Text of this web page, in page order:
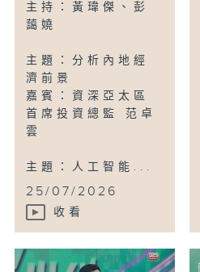
主持：黃瑋傑、彭
藹嬈
主題：分析內地經
濟前景
嘉賓：資深亞太區
首席投資總監 范卓
雲
主題：人工智能...
25/07/2026
收看